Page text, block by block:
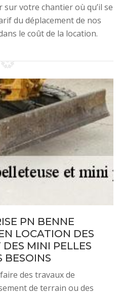
votre chantier où qu’il se
du déplacement de nos
le coût de la location.
PN BENNE
LOCATION DES
DES MINI PELLES
BESOINS
des travaux de
de terrain ou des